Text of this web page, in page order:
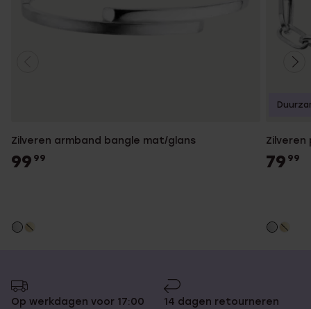
Zilveren armband bangle mat/glans
99 99
Zilveren
79 99
Op werkdagen voor 17:00
14 dagen retourneren